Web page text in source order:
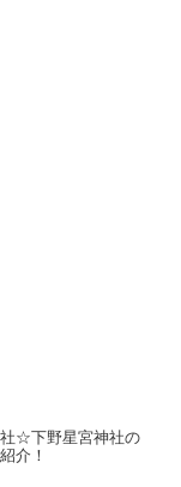
社☆下野星宮神社の
介！